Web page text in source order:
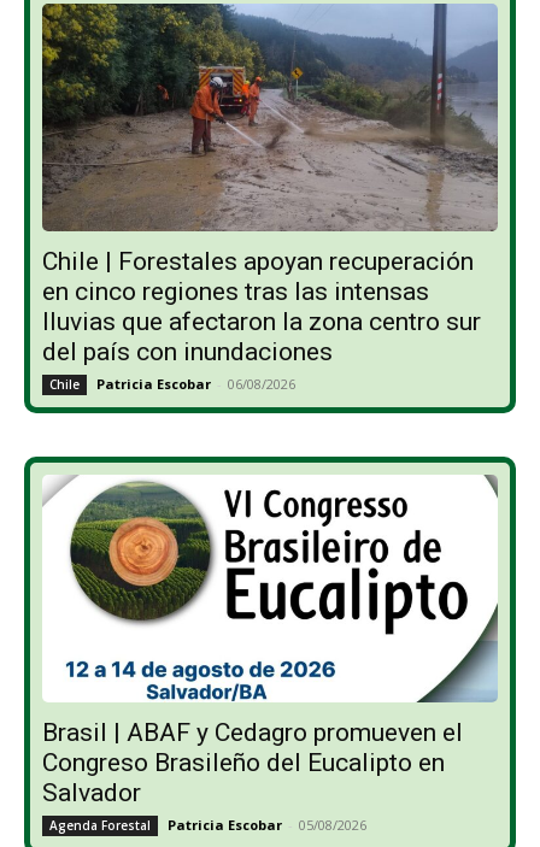
Chile | Forestales apoyan recuperación
en cinco regiones tras las intensas
lluvias que afectaron la zona centro sur
del país con inundaciones
Chile Patricia Escobar - 06/08/2026
Brasil | ABAF y Cedagro promueven el
Congreso Brasileño del Eucalipto en
Salvador
Agenda Forestal Patricia Escobar - 05/08/2026